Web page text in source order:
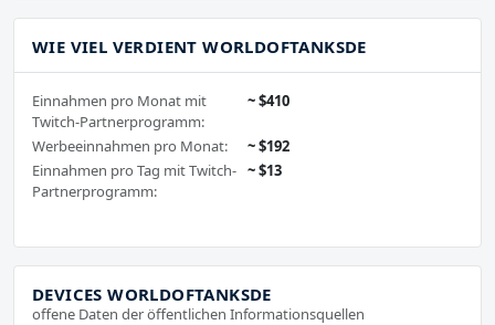
WIE VIEL VERDIENT WORLDOFTANKSDE
Einnahmen pro Monat mit
Twitch-Partnerprogramm:
~ $410
Werbeeinnahmen pro Monat:
~ $192
Einnahmen pro Tag mit Twitch-
Partnerprogramm:
~ $13
DEVICES WORLDOFTANKSDE
offene Daten der öffentlichen Informationsquellen